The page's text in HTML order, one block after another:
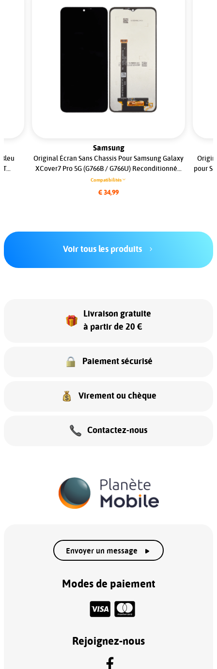
Samsung
Original Écran Sans Chassis Pour Samsung Galaxy
XCover7 Pro 5G (G766B / G766U) Reconditionné...
Compatibilités
€ 34,99
pour
Voir tous les produits
Livraison gratuite
à partir de 20 €
Paiement sécurisé
Virement ou chèque
Contactez-nous
Envoyer un message
Modes de paiement
Rejoignez-nous